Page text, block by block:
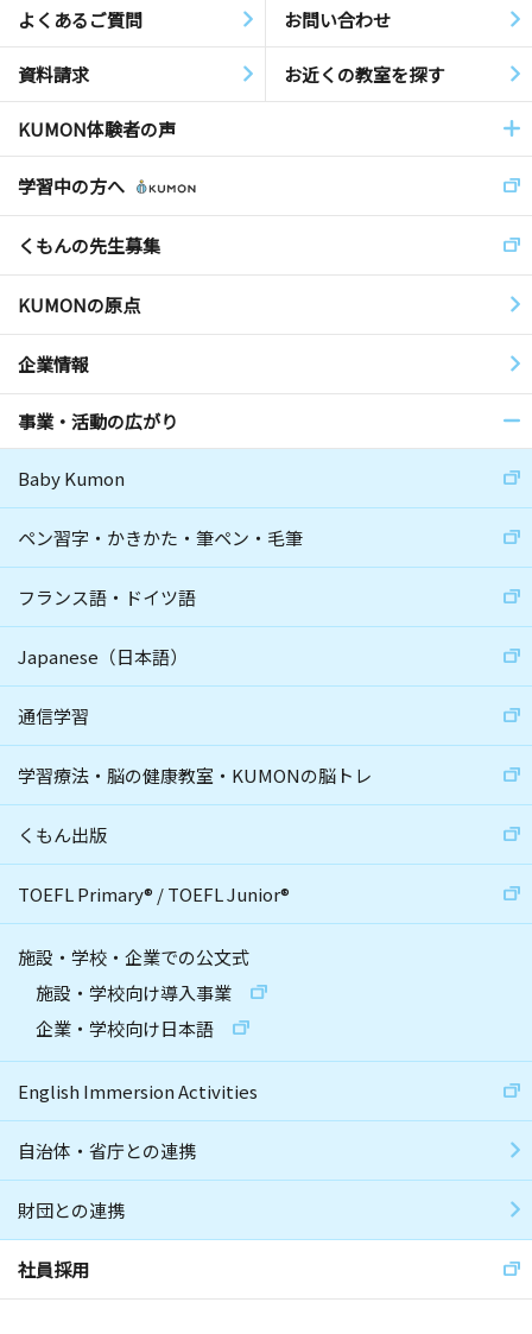
よくあるご質問 お問い合わせ
資料請求 お近くの教室を探す
KUMON体験者の声
学習中の方へ
くもんの先生募集
KUMONの原点
企業情報
事業・活動の広がり
Baby Kumon
ペン習字・かきかた・筆ペン・毛筆
フランス語・ドイツ語
Japanese（日本語）
通信学習
学習療法・脳の健康教室・KUMONの脳トレ
くもん出版
TOEFL Primary® /TOEFL Junior®
施設・学校・企業での公文式
施設・学校向け導入事業
企業・学校向け日本語
English Immersion Activities
自治体・省庁との連携
財団との連携
社員採用